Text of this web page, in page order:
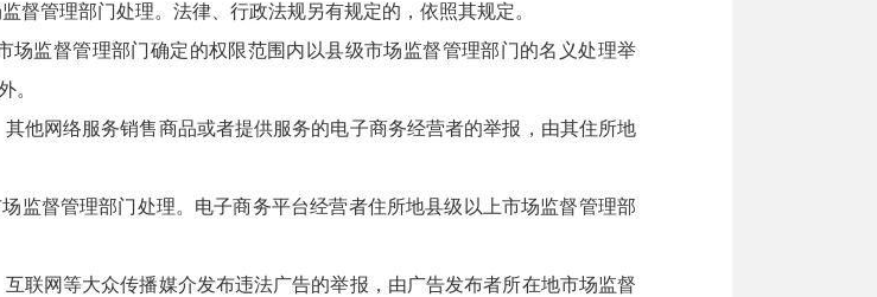
督管理部门处理。法律、行政法规另有规定的，依照其规定。
场监督管理部门确定的权限范围内以县级市场监督管理部门的名义处理举
。
他网络服务销售商品或者提供服务的电子商务经营者的举报，由其住所地
督管理部门处理。电子商务平台经营者住所地县级以上市场监督管理部
联网等大众传播媒介发布违法广告的举报，由广告发布者所在地市场监督